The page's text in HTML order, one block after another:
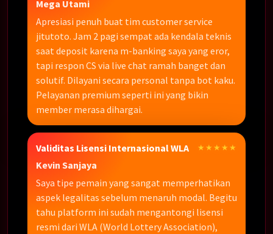
Mega Utami
Apresiasi penuh buat tim customer service
jitutoto. Jam 2 pagi sempat ada kendala teknis
saat deposit karena m-banking saya yang eror,
tapi respon CS via live chat ramah banget dan
solutif. Dilayani secara personal tanpa bot kaku.
Pelayanan premium seperti ini yang bikin
member merasa dihargai.
Validitas Lisensi Internasional WLA ★★★★★
Kevin Sanjaya
Saya tipe pemain yang sangat memperhatikan
aspek legalitas sebelum menaruh modal. Begitu
tahu platform ini sudah mengantongi lisensi
resmi dari WLA (World Lottery Association),